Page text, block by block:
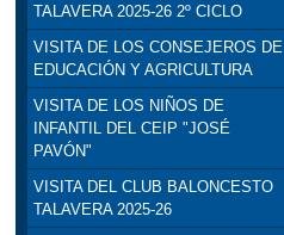
TALAVERA 2025-26 2º CICLO
VISITA DE LOS CONSEJEROS DE
EDUCACIÓN Y AGRICULTURA
VISITA DE LOS NIÑOS DE
INFANTIL DEL CEIP "JOSÉ
PAVÓN"
VISITA DEL CLUB BALONCESTO
TALAVERA 2025-26